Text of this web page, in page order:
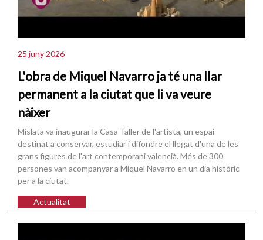
25 juny 2026
L'obra de Miquel Navarro ja té una llar
permanent a la ciutat que li va veure
nàixer
Mislata va inaugurar la Casa Taller de l'artista, un espai
destinat a conservar, estudiar i difondre el llegat d'una de les
grans figures de l'art contemporani valencià. Més de 300
persones van acompanyar a Miquel Navarro en un dia històric
per a la ciutat.
Actualitat